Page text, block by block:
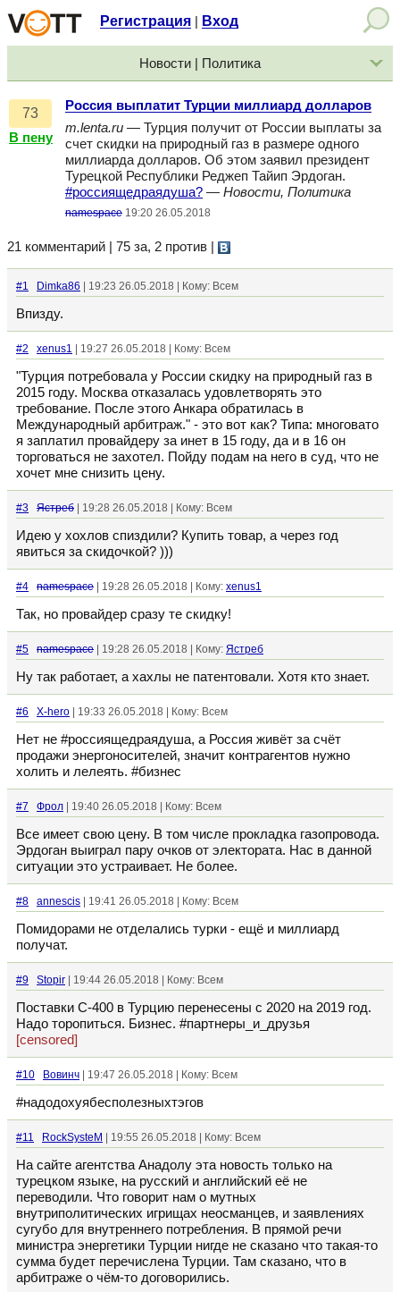
Регистрация Вход
Новости | Политика
73
В пену
Россия выплатит Турции миллиард долларов
m.lenta.ru — Турция получит от России выплаты за
счет скидки на природный газ в размере одного
миллиарда долларов. Об этом заявил президент
Турецкой Республики Реджеп Тайип Эрдоган.
#россиящедраядуша? — Новости, Политика
namespace 19:20 26.05.2018
21 комментарий | 75 за, 2 против
#1 Dimka86 | 19:23 26.05.2018 | Кому: Всем
Впизду.
#2 xenus1 | 19:27 26.05.2018 | Кому: Всем
"Турция потребовала у России скидку на природный газ в
2015 году. Москва отказалась удовлетворять это
требование. После этого Анкара обратилась в
Международный арбитраж." - это вот как? Типа: многовато
я заплатил провайдеру за инет в 15 году, да и в 16 он
торговаться не захотел. Пойду подам на него в суд, что не
хочет мне снизить цену.
#3 Ястреб | 19:28 26.05.2018 | Кому: Всем
Идею у хохлов спиздили? Купить товар, а через год
явиться за скидочкой? )))
#4 namespace | 19:28 26.05.2018 | Кому: xenus1
Так, но провайдер сразу те скидку!
#5 namespace | 19:28 26.05.2018 | Кому: Ястреб
Ну так работает, а хахлы не патентовали. Хотя кто знает.
#6 X-hero | 19:33 26.05.2018 | Кому: Всем
Нет не #россиящедраядуша, а Россия живёт за счёт
продажи энергоносителей, значит контрагентов нужно
холить и лелеять. #бизнес
#7 Фрол | 19:40 26.05.2018 | Кому: Всем
Все имеет свою цену. В том числе прокладка газопровода.
Эрдоган выиграл пару очков от электората. Нас в данной
ситуации это устраивает. Не более.
#8 annescis | 19:41 26.05.2018 | Кому: Всем
Помидорами не отделались турки - ещё и миллиард
получат.
#9 Stopir | 19:44 26.05.2018 | Кому: Всем
Поставки С-400 в Турцию перенесены с 2020 на 2019 год.
Надо торопиться. Бизнес. #партнеры_и_друзья
[censored]
#10 Вовинч | 19:47 26.05.2018 | Кому: Всем
#надодохуябесполезныхтэгов
#11 RockSysteM | 19:55 26.05.2018 | Кому: Всем
На сайте агентства Анадолу эта новость только на
турецком языке, на русский и английский её не
переводили. Что говорит нам о мутных
внутриполитических игрищах неосманцев, и заявлениях
сугубо для внутреннего потребления. В прямой речи
министра энергетики Турции нигде не сказано что такая-то
сумма будет перечислена Турции. Там сказано, что в
арбитраже о чём-то договорились.